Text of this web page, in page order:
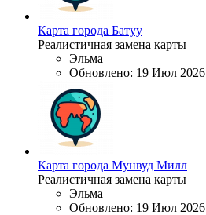
Карта города Батуу
Реалистичная замена карты
Эльма
Обновлено: 19 Июл 2026
Карта города Мунвуд Милл
Реалистичная замена карты
Эльма
Обновлено: 19 Июл 2026